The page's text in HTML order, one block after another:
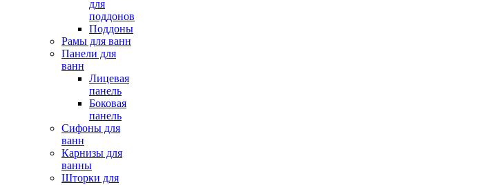
для
поддонов
Поддоны
Рамы для ванн
Панели для
ванн
Лицевая
панель
Боковая
панель
Сифоны для
ванн
Карнизы для
ванны
Шторки для